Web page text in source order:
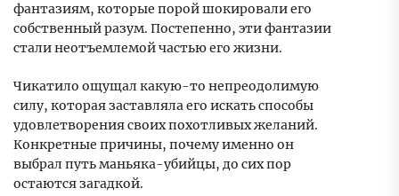
фантазиям, которые порой шокировали его
собственный разум. Постепенно, эти фантазии
стали неотъемлемой частью его жизни.
Чикатило ощущал какую-то непреодолимую
силу, которая заставляла его искать способы
удовлетворения своих похотливых желаний.
Конкретные причины, почему именно он
выбрал путь маньяка-убийцы, до сих пор
остаются загадкой.